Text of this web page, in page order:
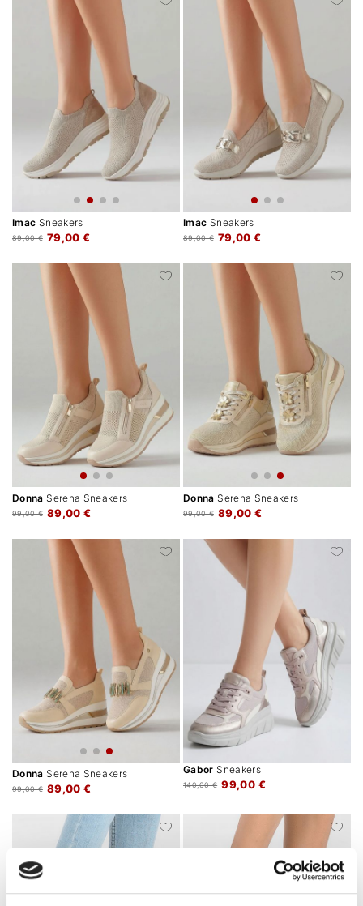
Imac Sneakers
79,00 €
89,00 €
Imac Sneakers
79,00 €
89,00 €
Donna Serena Sneakers
89,00 €
99,00 €
Donna Serena Sneakers
89,00 €
99,00 €
Donna Serena Sneakers
89,00 €
99,00 €
Gabor Sneakers
99,00 €
140,00 €